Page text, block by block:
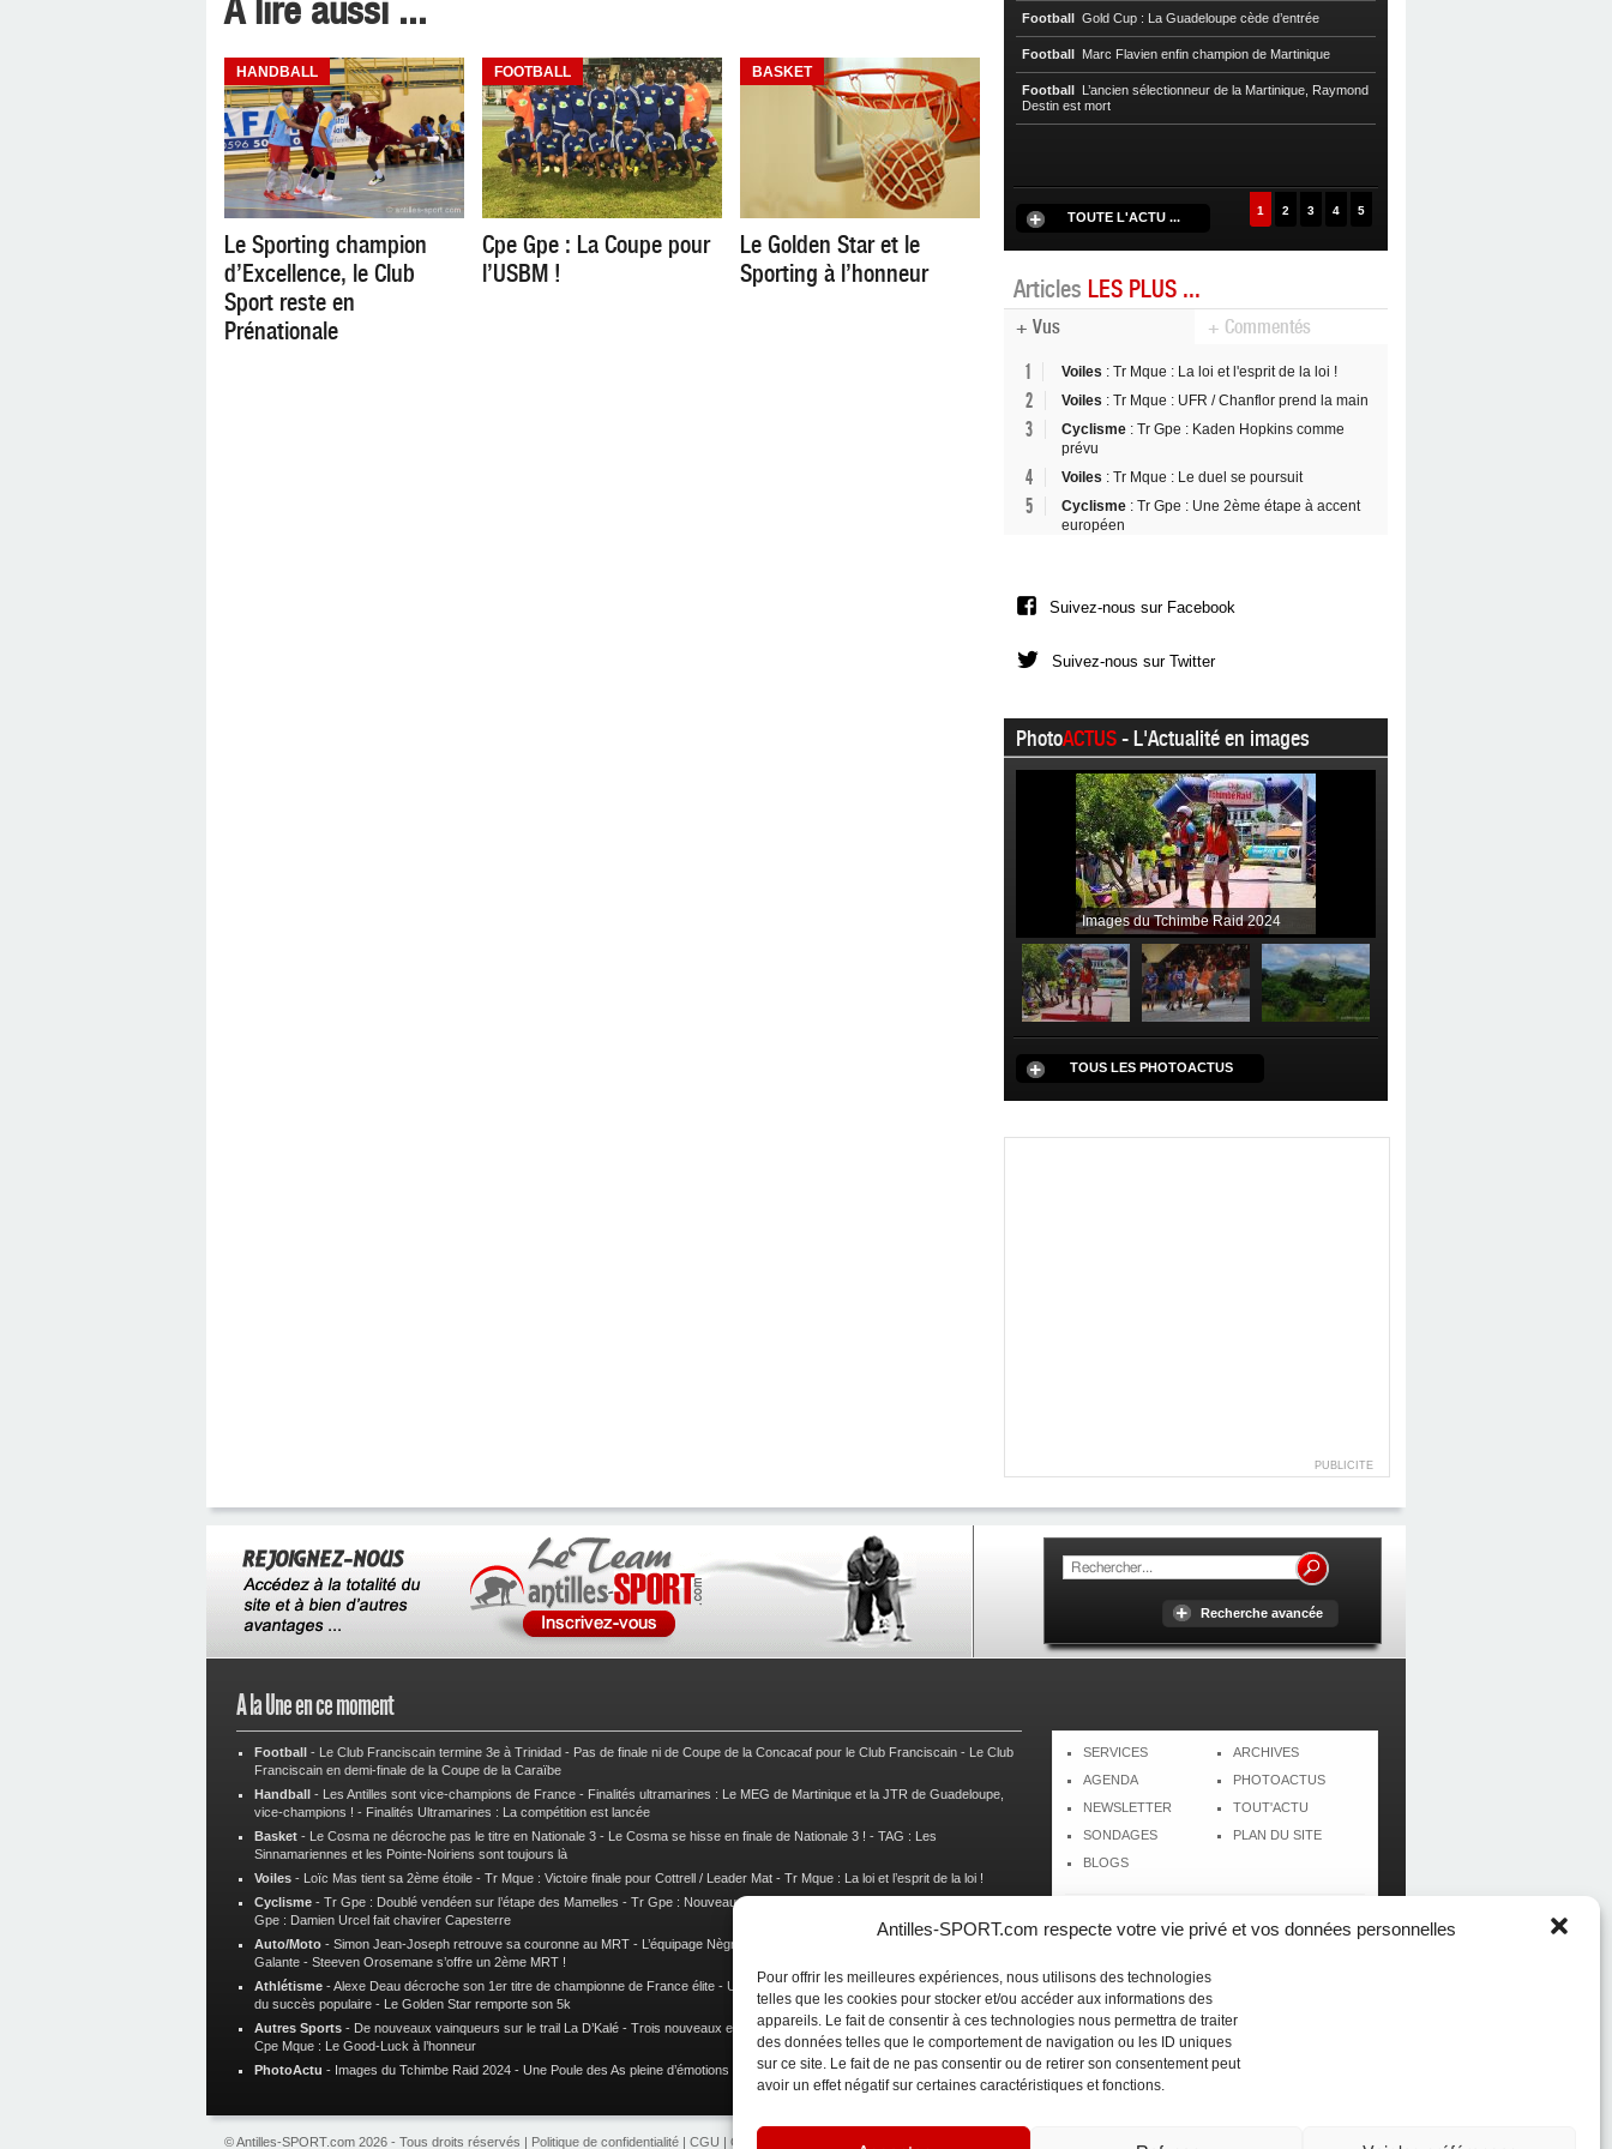
Antilles-SPORT.com respecte votre vie privé et vos données personnelles
Pour offrir les meilleures expériences, nous utilisons des technologies
telles que les cookies pour stocker et/ou accéder aux informations des
appareils. Le fait de consentir à ces technologies nous permettra de traiter
des données telles que le comportement de navigation ou les ID uniques
sur ce site. Le fait de ne pas consentir ou de retirer son consentement peut
avoir un effet négatif sur certaines caractéristiques et fonctions.
A lire aussi ...
HANDBALL
Le Sporting champion
d’Excellence, le Club
Sport reste en
Prénationale
FOOTBALL
Cpe Gpe : La Coupe pour
l’USBM !
BASKET
Le Golden Star et le
Sporting à l’honneur
Football Gold Cup : La Guadeloupe cède d’entrée
Football Marc Flavien enfin champion de Martinique
Football L’ancien sélectionneur de la Martinique, Raymond
Destin est mort
TOUTE L'ACTU ... 1 2 3 4 5
Articles LES PLUS ...
+ Vus + Commentés
1 Voiles : Tr Mque : La loi et l'esprit de la loi !
2 Voiles : Tr Mque : UFR / Chanflor prend la main
3 Cyclisme : Tr Gpe : Kaden Hopkins comme
prévu
4 Voiles : Tr Mque : Le duel se poursuit
5 Cyclisme : Tr Gpe : Une 2ème étape à accent
européen
Suivez-nous sur Facebook
Suivez-nous sur Twitter
PhotoACTUS- L'Actualité en images
Images du Tchimbe Raid 2024
TOUS LES PHOTOACTUS
PUBLICITE
Recherche avancée
A la Une en ce moment
Football - Le Club Franciscain termine 3e à Trinidad - Pas de finale ni de Coupe de la Concacaf pour le Club Franciscain - Le Club
Franciscain en demi-finale de la Coupe de la Caraïbe
Handball - Les Antilles sont vice-champions de France - Finalités ultramarines : Le MEG de Martinique et la JTR de Guadeloupe,
vice-champions ! - Finalités Ultramarines : La compétition est lancée
Basket - Le Cosma ne décroche pas le titre en Nationale 3 - Le Cosma se hisse en finale de Nationale 3 ! - TAG : Les
Sinnamariennes et les Pointe-Noiriens sont toujours là
Voiles - Loïc Mas tient sa 2ème étoile - Tr Mque : Victoire finale pour Cottrell / Leader Mat - Tr Mque : La loi et l’esprit de la loi !
Cyclisme - Tr Gpe : Doublé vendéen sur l’étape des Mamelles - Tr Gpe : Nouveau changement de leader, Damien Urcel out
Gpe : Damien Urcel fait chavirer Capesterre
Auto/Moto - Simon Jean-Joseph retrouve sa couronne au MRT - L’équipage Nègre – Gérard remporte le 9e rallye du Pays Marie-
Galante - Steeven Orosemane s’offre un 2ème MRT !
Athlétisme -Alexe Deau décroche son 1er titre de championne de France élite - Un semi marathon sous le signe de la chaleur et
du succès populaire - Le Golden Star remporte son 5k
Autres Sports - De nouveaux vainqueurs sur le trail La D’Kalé - Trois nouveaux et un habitué au palmarès du Trail des Trésors-
Cpe Mque : Le Good-Luck à l’honneur
PhotoActu - Images du Tchimbe Raid 2024 - Une Poule des As pleine d’émotions ! Images de la Woulib 113 X-Trem
SERVICES
AGENDA
NEWSLETTER
SONDAGES
BLOGS
ARCHIVES
PHOTOACTUS
TOUT'ACTU
PLAN DU SITE
© Antilles-SPORT.com 2026 - Tous droits réservés | Politique de confidentialité | CGU | CGV